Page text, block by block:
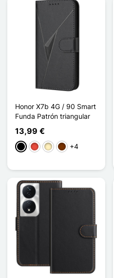
Honor X7b 4G / 90 Smart
Funda Patrón triangular
13,99 €
NegroRojoOro Café+4